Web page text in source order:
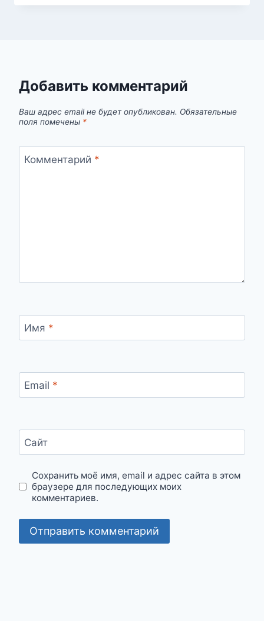
Добавить комментарий
Ваш адрес email не будет опубликован. Обязательные
поля помечены *
Комментарий *
Имя *
Email *
Сайт
Сохранить моё имя, email и адрес сайта в этом
браузере для последующих моих
комментариев.